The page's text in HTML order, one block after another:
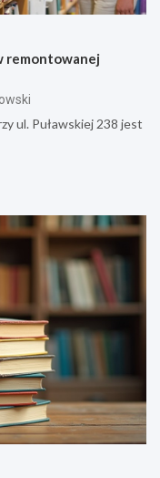
remontowanej
ul. Puławskiej 238 jest